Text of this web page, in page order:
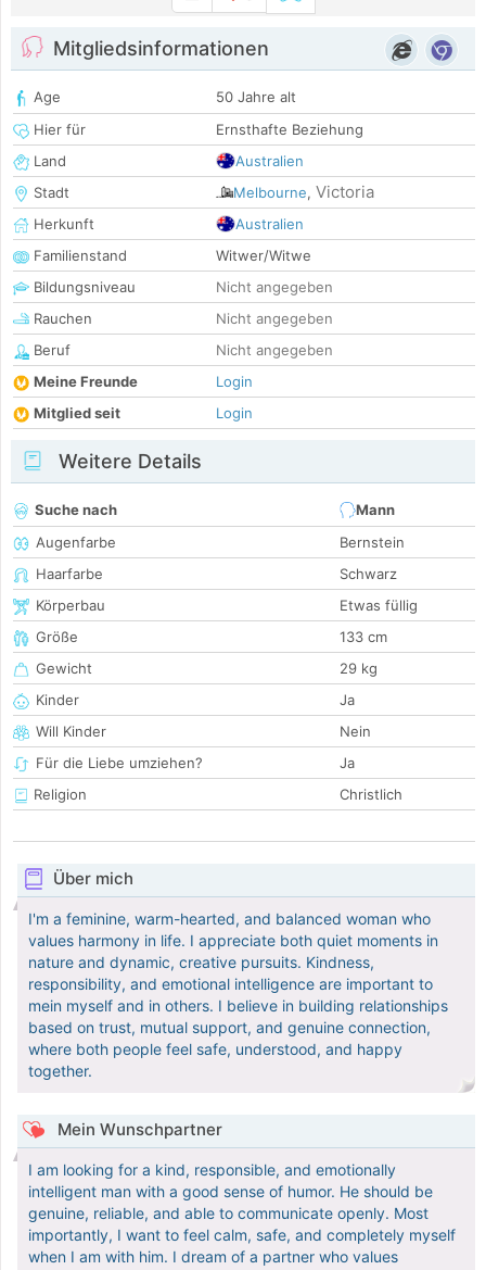
Mitgliedsinformationen
Age
50 Jahre alt
Hier für
Ernsthafte Beziehung
Land
Australien
Stadt
Melbourne, Victoria
Herkunft
Australien
Familienstand
Witwer/Witwe
Bildungsniveau
Nicht angegeben
Rauchen
Nicht angegeben
Beruf
Nicht angegeben
Meine Freunde
Login
Mitglied seit
Login
Weitere Details
Suche nach
Mann
Augenfarbe
Bernstein
Haarfarbe
Schwarz
Körperbau
Etwas füllig
Größe
133 cm
Gewicht
29 kg
Kinder
Ja
Will Kinder
Nein
Für die Liebe umziehen?
Ja
Religion
Christlich
Über mich
I'm a feminine, warm-hearted, and balanced woman who
values harmony in life. I appreciate both quiet moments in
nature and dynamic, creative pursuits. Kindness,
responsibility, and emotional intelligence are important to
mein myself and in others. I believe in building relationships
based on trust, mutual support, and genuine connection,
where both people feel safe, understood, and happy
together.
Mein Wunschpartner
I am looking for a kind, responsible, and emotionally
intelligent man with a good sense of humor. He should be
genuine, reliable, and able to communicate openly. Most
importantly, I want to feel calm, safe, and completely myself
when I am with him. I dream of a partner who values